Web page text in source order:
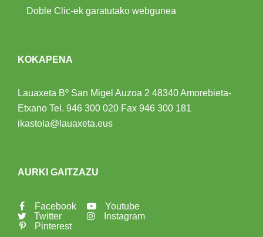
Doble Clic-ek garatutako webgunea
KOKAPENA
Lauaxeta Bº San Migel Auzoa 2 48340 Amorebieta-
Etxano Tel. 946 300 020 Fax 946 300 181
ikastola@lauaxeta.eus
AURKI GAITZAZU
Facebook
Twitter
Pinterest
Youtube
Instagram